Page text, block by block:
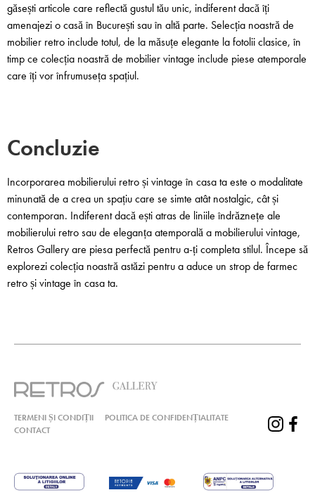
găsești articole care reflectă gustul tău unic, indiferent dacă îți
amenajezi o casă în București sau în altă parte. Selecția noastră de
mobilier retro include totul, de la măsuțe elegante la fotolii clasice, în
timp ce colecția noastră de mobilier vintage include piese atemporale
care îți vor înfrumuseța spațiul.
Concluzie
Incorporarea mobilierului retro și vintage în casa ta este o modalitate
minunată de a crea un spațiu care se simte atât nostalgic, cât și
contemporan. Indiferent dacă ești atras de liniile îndrăznețe ale
mobilierului retro sau de eleganța atemporală a mobilierului vintage,
Retros Gallery are piesa perfectă pentru a-ți completa stilul. Începe să
explorezi colecția noastră astăzi pentru a aduce un strop de farmec
retro și vintage în casa ta.
TERMENI ȘI CONDIȚII
POLITICA DE CONFIDENȚIALITATE
CONTACT